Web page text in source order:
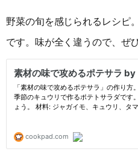
野菜の旬を感じられるレシピ
です。味が全く違うので、ぜ